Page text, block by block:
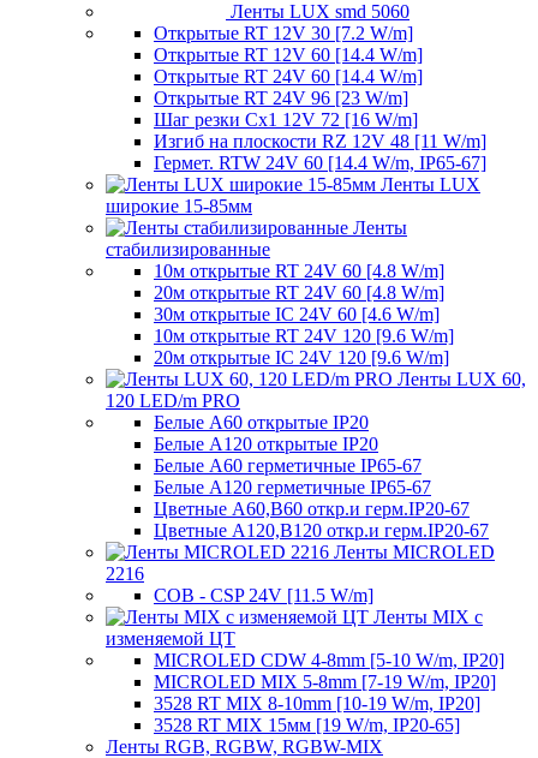
Ленты LUX smd 5060
Открытые RT 12V 30 [7.2 W/m]
Открытые RT 12V 60 [14.4 W/m]
Открытые RT 24V 60 [14.4 W/m]
Открытые RT 24V 96 [23 W/m]
Шаг резки Cx1 12V 72 [16 W/m]
Изгиб на плоскости RZ 12V 48 [11 W/m]
Гермет. RTW 24V 60 [14.4 W/m, IP65-67]
Ленты LUX
широкие 15-85мм
Ленты
стабилизированные
10м открытые RT 24V 60 [4.8 W/m]
20м открытые RT 24V 60 [4.8 W/m]
30м открытые IC 24V 60 [4.6 W/m]
10м открытые RT 24V 120 [9.6 W/m]
20м открытые IC 24V 120 [9.6 W/m]
Ленты LUX 60,
120 LED/m PRO
Белые A60 открытые IP20
Белые A120 открытые IP20
Белые A60 герметичные IP65-67
Белые A120 герметичные IP65-67
Цветные A60,B60 откр.и герм.IP20-67
Цветные A120,B120 откр.и герм.IP20-67
Ленты MICROLED
2216
COB - CSP 24V [11.5 W/m]
Ленты MIX с
изменяемой ЦТ
MICROLED CDW 4-8mm [5-10 W/m, IP20]
MICROLED MIX 5-8mm [7-19 W/m, IP20]
3528 RT MIX 8-10mm [10-19 W/m, IP20]
3528 RT MIX 15мм [19 W/m, IP20-65]
Ленты RGB, RGBW, RGBW-MIX